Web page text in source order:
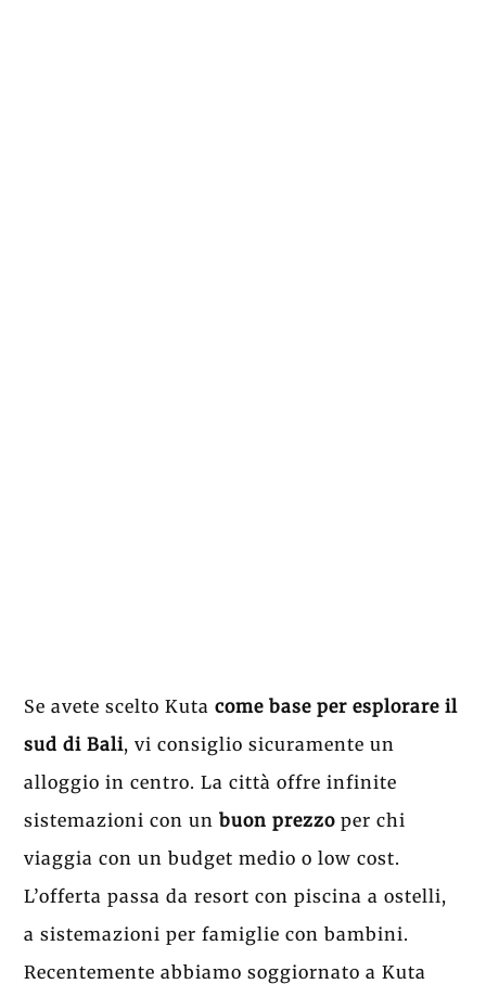
Se avete scelto Kutacome base per esplorare il
sud di Bali, vi consiglio sicuramente un
alloggio in centro. La città offre infinite
sistemazioni con unbuon prezzo per chi
viaggia con un budget medio o low cost.
L’offerta passa da resort con piscina a ostelli,
a sistemazioni per famiglie con bambini.
Recentemente abbiamo soggiornato a Kuta